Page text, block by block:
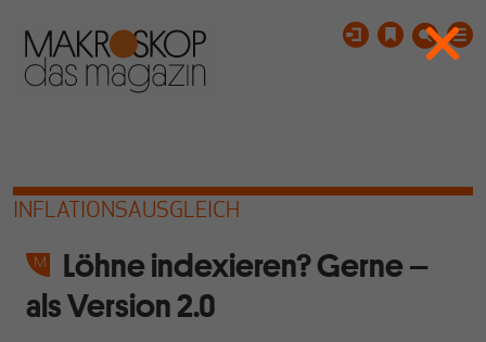
INFLATIONSAUSGLEICH
Löhne indexieren? Gerne –
als Version 2.0